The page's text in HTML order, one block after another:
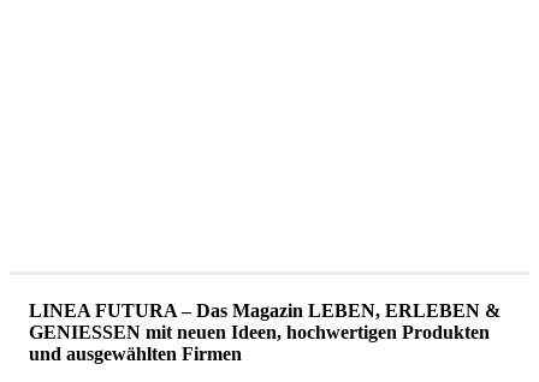
LINEA FUTURA – Das Magazin LEBEN, ERLEBEN &
GENIESSEN mit neuen Ideen, hochwertigen Produkten
und ausgewählten Firmen